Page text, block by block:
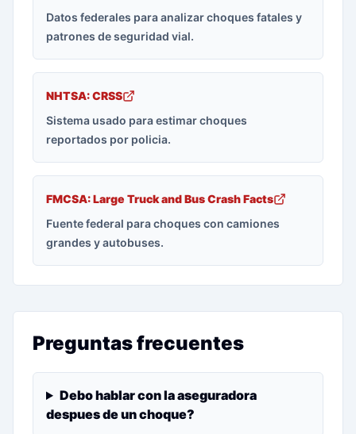
Datos federales para analizar choques fatales y
patrones de seguridad vial.
NHTSA: CRSS
Sistema usado para estimar choques
reportados por policia.
FMCSA: Large Truck and Bus Crash Facts
Fuente federal para choques con camiones
grandes y autobuses.
Preguntas frecuentes
Debo hablar con la aseguradora
despues de un choque?